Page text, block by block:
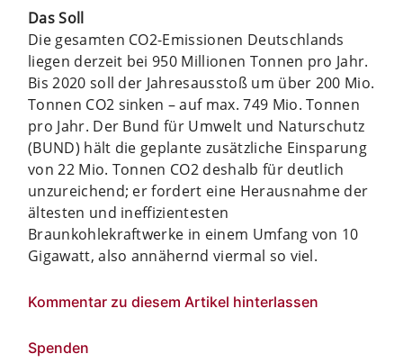
Das Soll
Die gesamten CO2-Emissionen Deutschlands
liegen derzeit bei 950 Millionen Tonnen pro Jahr.
Bis 2020 soll der Jahresausstoß um über 200 Mio.
Tonnen CO2 sinken – auf max. 749 Mio. Tonnen
pro Jahr. Der Bund für Umwelt und Naturschutz
(BUND) hält die geplante zusätzliche Einsparung
von 22 Mio. Tonnen CO2 deshalb für deutlich
unzureichend; er fordert eine Herausnahme der
ältesten und ineffizientesten
Braunkohlekraftwerke in einem Umfang von 10
Gigawatt, also annähernd viermal so viel.
Kommentar zu diesem Artikel hinterlassen
Spenden